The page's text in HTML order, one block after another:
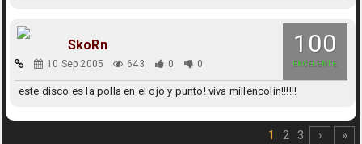
100
EXCELENTE
SkoRn
10 Sep 2005 643 0 0
este disco es la polla en el ojo y punto! viva millencolin!!!!!!
1 2 3 › »